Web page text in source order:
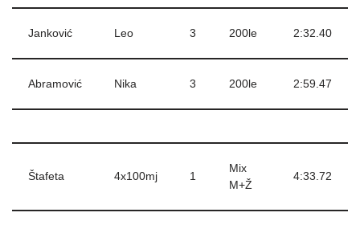
Janković Leo 3 200le 2:32.40
Abramović Nika 3 200le 2:59.47
Štafeta 4x100mj 1
Mix
M+Ž
4:33.72